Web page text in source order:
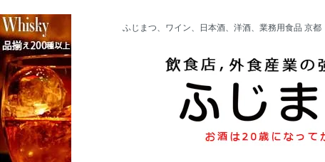
ふじまつ、ワイン、日本酒、洋酒、業務用食品 京都